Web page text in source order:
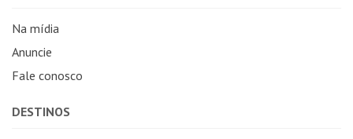
Na mídia
Anuncie
Fale conosco
DESTINOS